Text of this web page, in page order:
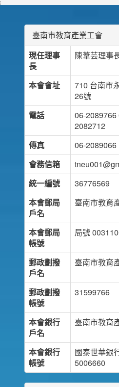
臺南市教育產業工會
現任理事
長
陳葦芸理事
本會會址
710 台南市
26號
電話
06-
2082712
傳真
06-2089066
會務信箱
統一編號
36776569
本會郵局
戶名
臺南市教育
本會郵局
帳號
局號
郵政劃撥
戶名
臺南市教育
郵政劃撥
帳號
31599766
本會銀行
戶名
臺南市教育
本會銀行
帳號
國泰世華銀
5006660